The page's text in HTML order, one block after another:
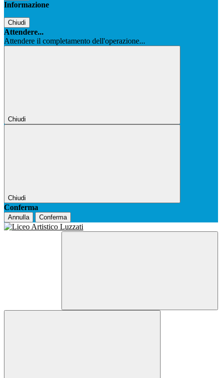
Informazione
Chiudi
Attendere...
Attendere il completamento dell'operazione...
Chiudi
Chiudi
Conferma
Annulla Conferma